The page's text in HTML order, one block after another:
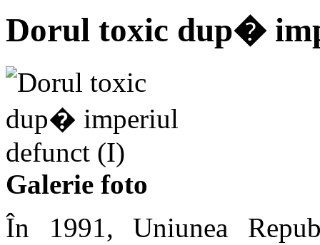
Dorul toxic dup�
Galerie foto
În 1991, Uniunea